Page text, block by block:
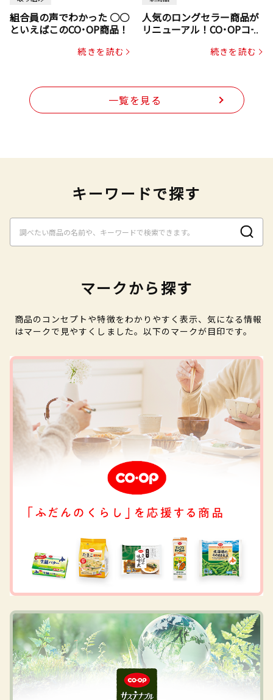
組合員の声でわかった ○○
といえばこのCO･OP商品！
続きを読む
人気のロングセラー商品が
リニューアル！CO･OPコー
続きを読む
一覧を見る
キーワードで探す
マークから探す
商品のコンセプトや特徴をわかりやすく表示、気になる情報
はマークで見やすくしました。以下のマークが目印です。